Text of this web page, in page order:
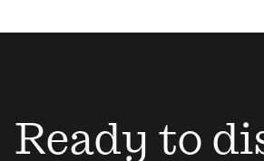
Ready to